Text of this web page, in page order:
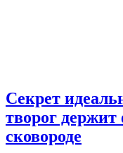
Секрет
творог
сковороде